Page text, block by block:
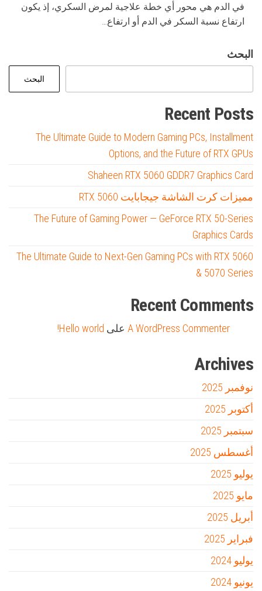
في الدم هي محور أي خطة علاجية لمرض السكري، إذ يكون
ارتفاع نسبة السكر في الدم أو ارتفاع…
البحث
البحث
Recent Posts
The Ultimate Guide to Modern Gaming PCs, Installment
Options, and the Future of RTX GPUs
Shaheen RTX 5060 GDDR7 Graphics Card
مميزات كرت الشاشة جيجابايت RTX 5060
The Future of Gaming Power — GeForce RTX 50-Series
Graphics Cards
The Ultimate Guide to Next-Gen Gaming PCs with RTX 5060
& 5070 Series
Recent Comments
A WordPress Commenter على Hello world!
Archives
نوفمبر 2025
أكتوبر 2025
سبتمبر 2025
أغسطس 2025
يوليو 2025
مايو 2025
أبريل 2025
فبراير 2025
يوليو 2024
يونيو 2024